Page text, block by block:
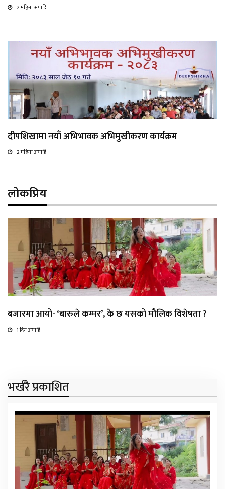
2 महिना अगाडि
दीपशिखामा नयाँ अभिभावक अभिमुखीकरण कार्यक्रम
2 महिना अगाडि
लोकप्रिय
बजारमा आयो- ‘बारुले कम्मर’, के छ यसको मौलिक विशेषता ?
1 दिन अगाडि
भर्खरै प्रकाशित